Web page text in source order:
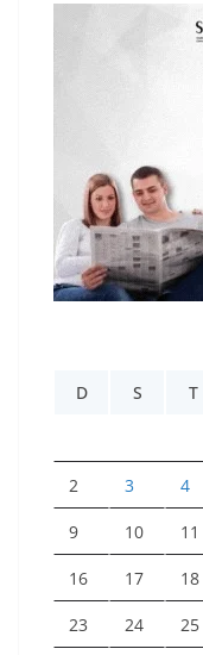
D
S T
2 3 4
9 10 11
16 17 18
23 24 25